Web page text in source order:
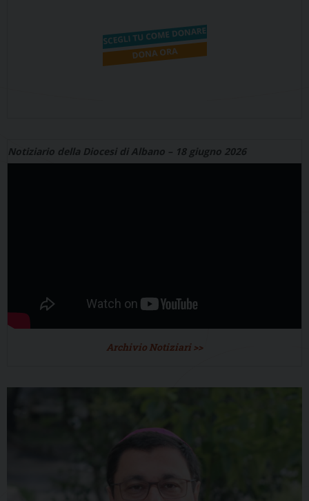
Notiziario della Diocesi di Albano – 18 giugno 2026
Archivio Notiziari >>